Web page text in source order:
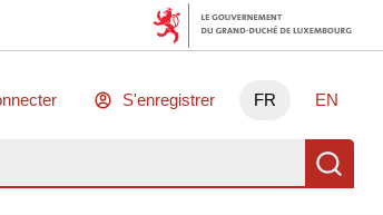
S'enregistrer FR EN
données